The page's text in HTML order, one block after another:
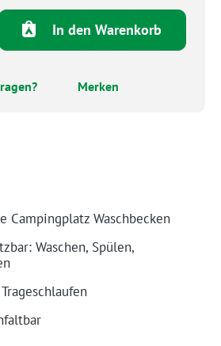
Gib den gewünschten
In den Warenkorb
Merken
Campingplatz Waschbecken
Waschen, Spülen,